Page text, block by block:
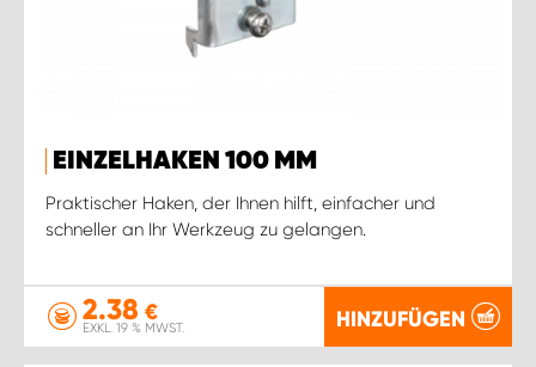
EINZELHAKEN 100 MM
Praktischer Haken, der Ihnen hilft, einfacher und
schneller an Ihr Werkzeug zu gelangen.
2.38 €
EXKL. 19 % MWST. HINZUFÜGEN